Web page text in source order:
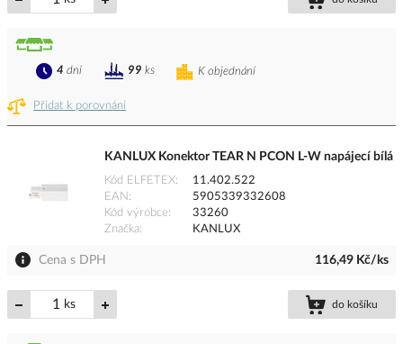
Přidat k porovnání
K objednání
4 dní 99 ks
KANLUX Konektor TEAR N PCON L-W napájecí bílá
Kód ELFETEX
11.402.522
EAN
5905339332608
Kód výrobce
33260
Značka
KANLUX
Cena s DPH 116,49 Kč/ks
ks do košíku